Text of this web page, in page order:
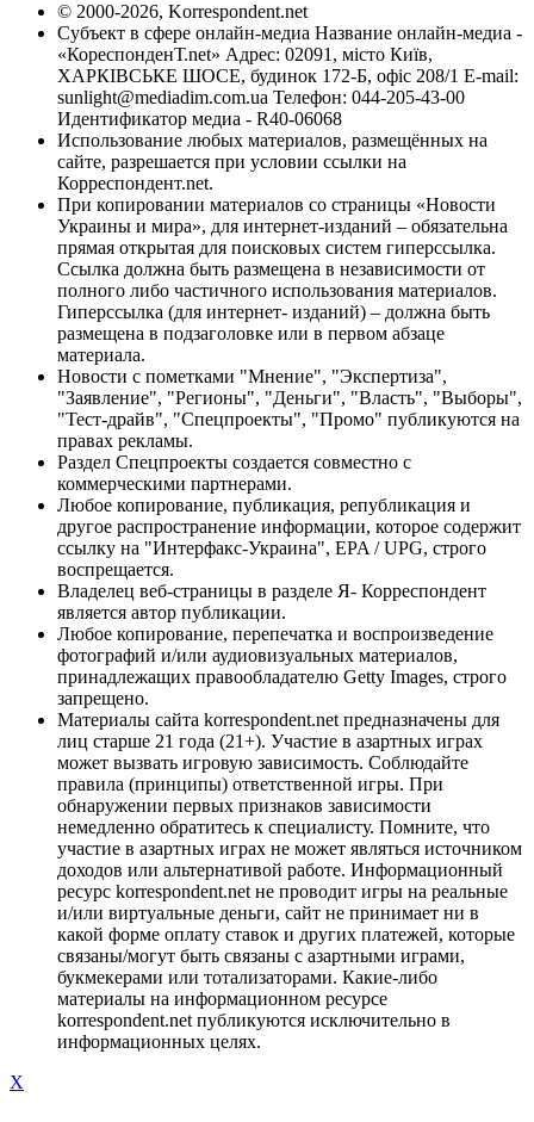
© 2000-2026, Korrespondent.net
Субъект в сфере онлайн-медиа Название онлайн-медиа -
«КореспонденТ.net» Адрес: 02091, місто Київ,
ХАРКІВСЬКЕ ШОСЕ, будинок 172-Б, офіс 208/1 E-mail:
sunlight@mediadim.com.ua Телефон: 044-205-43-00
Идентификатор медиа - R40-06068
Использование любых материалов, размещённых на
сайте, разрешается при условии ссылки на
Корреспондент.net.
При копировании материалов со страницы «Новости
Украины и мира», для интернет-изданий – обязательна
прямая открытая для поисковых систем гиперссылка.
Ссылка должна быть размещена в независимости от
полного либо частичного использования материалов.
Гиперссылка (для интернет- изданий) – должна быть
размещена в подзаголовке или в первом абзаце
материала.
Новости с пометками "Мнение", "Экспертиза",
"Заявление", "Регионы", "Деньги", "Власть", "Выборы",
"Тест-драйв", "Спецпроекты", "Промо" публикуются на
правах рекламы.
Раздел Спецпроекты создается совместно с
коммерческими партнерами.
Любое копирование, публикация, републикация и
другое распространение информации, которое содержит
ссылку на "Интерфакс-Украина", EPA / UPG, строго
воспрещается.
Владелец веб-страницы в разделе Я- Корреспондент
является автор публикации.
Любое копирование, перепечатка и воспроизведение
фотографий и/или аудиовизуальных материалов,
принадлежащих правообладателю Getty Images, строго
запрещено.
Материалы сайта korrespondent.net предназначены для
лиц старше 21 года (21+). Участие в азартных играх
может вызвать игровую зависимость. Соблюдайте
правила (принципы) ответственной игры. При
обнаружении первых признаков зависимости
немедленно обратитесь к специалисту. Помните, что
участие в азартных играх не может являться источником
доходов или альтернативой работе. Информационный
ресурс korrespondent.net не проводит игры на реальные
и/или виртуальные деньги, сайт не принимает ни в
какой форме оплату ставок и других платежей, которые
связаны/могут быть связаны с азартными играми,
букмекерами или тотализаторами. Какие-либо
материалы на информационном ресурсе
korrespondent.net публикуются исключительно в
информационных целях.
X